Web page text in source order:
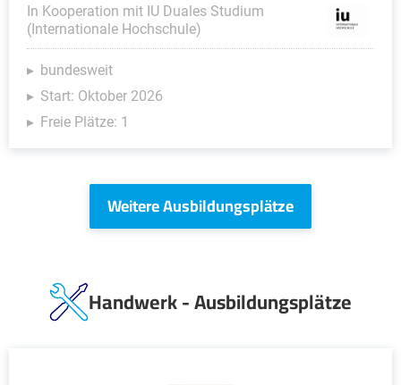
In Kooperation mit IU Duales Studium
(Internationale Hochschule)
bundesweit
Start: Oktober 2026
Freie Plätze: 1
Weitere Ausbildungsplätze
Handwerk - Ausbildungsplätze